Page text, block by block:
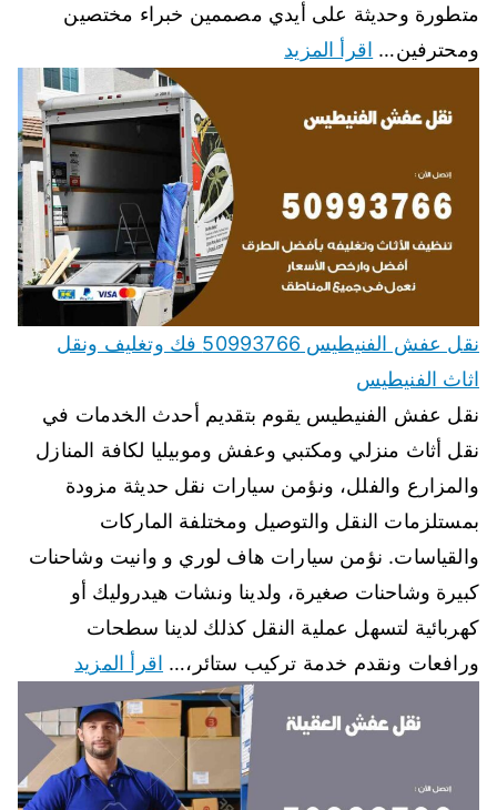
متطورة وحديثة على أيدي مصممين خبراء مختصين
ومحترفين… اقرأ المزيد
نقل عفش الفنيطيس 50993766 فك وتغليف ونقل
اثاث الفنيطيس
نقل عفش الفنيطيس يقوم بتقديم أحدث الخدمات في
نقل أثاث منزلي ومكتبي وعفش وموبيليا لكافة المنازل
والمزارع والفلل، ونؤمن سيارات نقل حديثة مزودة
بمستلزمات النقل والتوصيل ومختلفة الماركات
والقياسات. نؤمن سيارات هاف لوري و وانيت وشاحنات
كبيرة وشاحنات صغيرة، ولدينا ونشات هيدروليك أو
كهربائية لتسهل عملية النقل كذلك لدينا سطحات
ورافعات ونقدم خدمة تركيب ستائر،… اقرأ المزيد